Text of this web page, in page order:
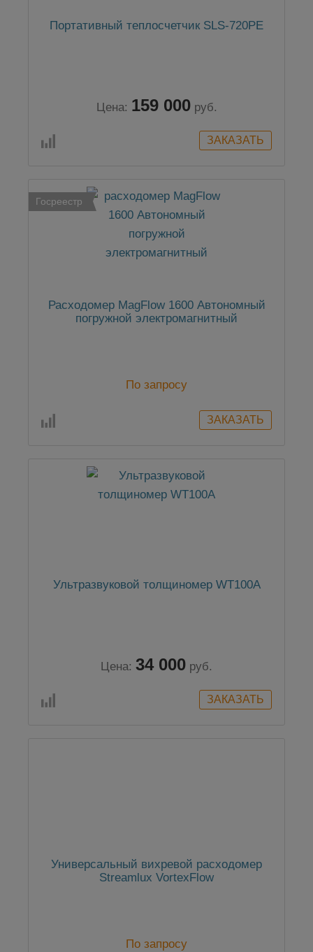
Портативный теплосчетчик SLS-720PE
Цена: 159 000 руб.
Госреестр
Расходомер MagFlow 1600 Автономный
погружной электромагнитный
По запросу
Ультразвуковой толщиномер WT100A
Цена: 34 000 руб.
Универсальный вихревой расходомер
Streamlux VortexFlow
По запросу